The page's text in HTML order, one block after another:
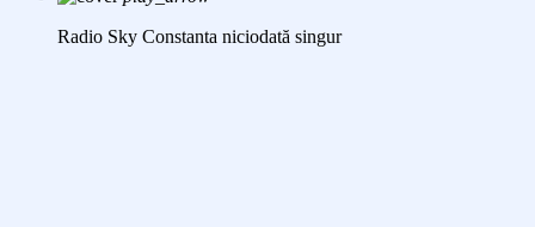
Radio Sky Constanta niciodată singur